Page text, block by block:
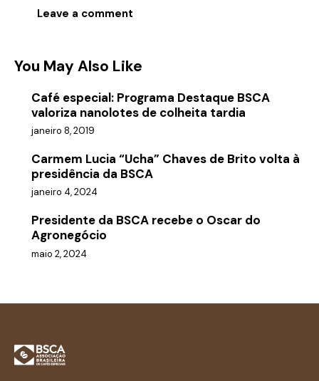
You May Also Like
Café especial: Programa Destaque BSCA
valoriza nanolotes de colheita tardia
janeiro 8, 2019
Carmem Lucia “Ucha” Chaves de Brito volta à
presidência da BSCA
janeiro 4, 2024
Presidente da BSCA recebe o Oscar do
Agronegócio
maio 2, 2024